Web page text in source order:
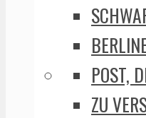
POST,
ZU